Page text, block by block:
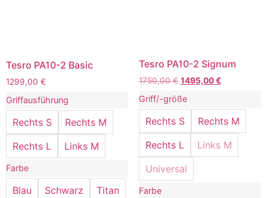
Tesro PA10-2 Basic
1299,00 €
Griffausführung
Rechts S
Rechts M
Rechts L
Links M
Farbe
Blau Schwarz Titan
Tesro PA10-2 Signum
1750,00€ 1495,00€
Griff/-größe
Rechts S
Rechts M
Rechts L
Links M
Universal
Farbe